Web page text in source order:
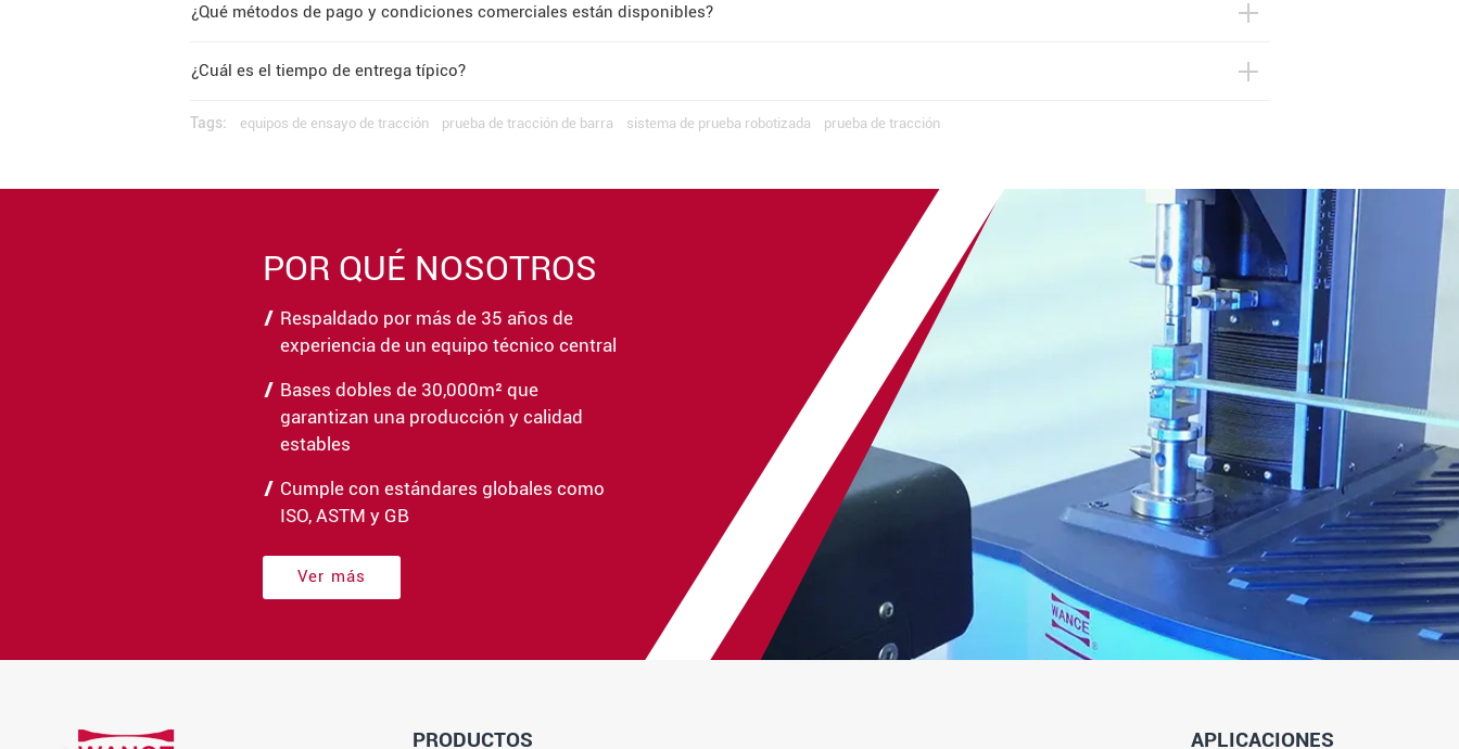
¿Qué métodos de pago y condiciones comerciales están disponibles?
¿Cuál es el tiempo de entrega típico?
Tags: equipos de ensayo de tracción prueba de tracción de barra sistema de prueba robotizada prueba de tracción
POR QUÉ NOSOTROS
Respaldado por más de 35 años de
experiencia de un equipo técnico central
Bases dobles de 30,000m² que
garantizan una producción y calidad
estables
Cumple con estándares globales como
ISO, ASTM y GB
Ver más
PRODUCTOS APLICACIONES